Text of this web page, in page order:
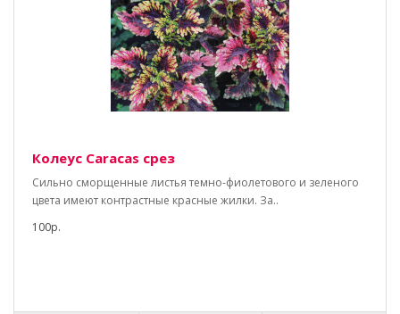
Колеус Caracas срез
Сильно сморщенные листья темно-фиолетового и зеленого
цвета имеют контрастные красные жилки. За..
100р.